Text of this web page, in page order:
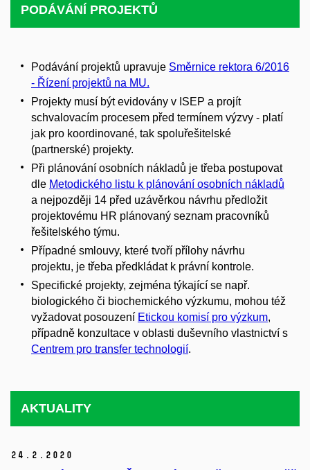
PODÁVÁNÍ PROJEKTŮ
Podávání projektů upravuje Směrnice rektora 6/2016
- Řízení projektů na MU.
Projekty musí být evidovány v ISEP a projít
schvalovacím procesem před termínem výzvy - platí
jak pro koordinované, tak spoluřešitelské
(partnerské) projekty.
Při plánování osobních nákladů je třeba postupovat
dle Metodického listu k plánování osobních nákladů
a nejpozději 14 před uzávěrkou návrhu předložit
projektovému HR plánovaný seznam pracovníků
řešitelského týmu.
Případné smlouvy, které tvoří přílohy návrhu
projektu, je třeba předkládat k právní kontrole.
Specifické projekty, zejména týkající se např.
biologického či biochemického výzkumu, mohou též
vyžadovat posouzení Etickou komisí pro výzkum,
případně konzultace v oblasti duševního vlastnictví s
Centrem pro transfer technologií.
AKTUALITY
24. 2. 2020